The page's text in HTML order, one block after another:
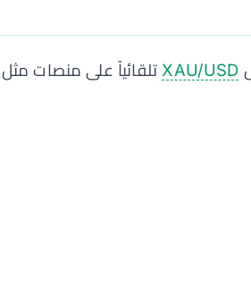
XAU/USD تلقائياً على منصات مثل